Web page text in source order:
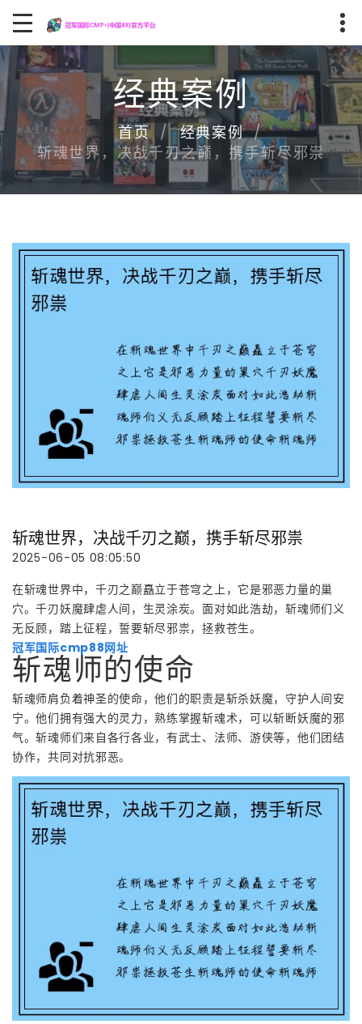
经典案例
首页
经典案例
斩魂世界，决战千刃之巅，携手斩尽邪祟
斩魂世界，决战千刃之巅，携手斩尽邪祟
2025-06-05 08:05:50
在斩魂世界中，千刃之巅矗立于苍穹之上，它是邪恶力量的巢
穴。千刃妖魔肆虐人间，生灵涂炭。面对如此浩劫，斩魂师们义
无反顾，踏上征程，誓要斩尽邪祟，拯救苍生。
冠军国际cmp88网址
斩魂师的使命
斩魂师肩负着神圣的使命，他们的职责是斩杀妖魔，守护人间安
宁。他们拥有强大的灵力，熟练掌握斩魂术，可以斩断妖魔的邪
气。斩魂师们来自各行各业，有武士、法师、游侠等，他们团结
协作，共同对抗邪恶。